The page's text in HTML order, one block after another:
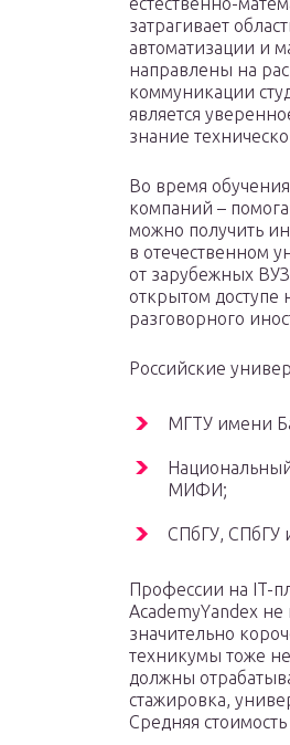
затрагивает
автоматизации и
направлены на
коммуникации
является
знание
Во время
компаний –
можно получить
в отечественном
от зарубежных
открытом доступе
разговорного
Российские
МГТУ имени
МИФИ;
СПбГУ, СПбГУ
Профессии на IT-
AcademyYandex
значительно
техникумы тоже
должны
стажировка,
Средняя